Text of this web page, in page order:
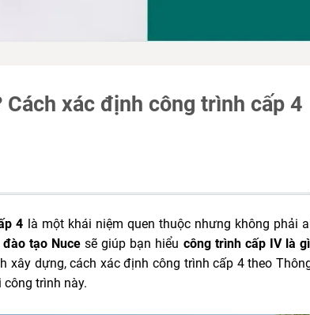
Cách xác định công trình cấp 4
4 là một khái niệm quen thuộc nhưng không phải
đào tạo Nuce sẽ giúp bạn hiểu công trình cấp IV là gì
xây dựng, cách xác định công trình cấp 4 theo
trình này.